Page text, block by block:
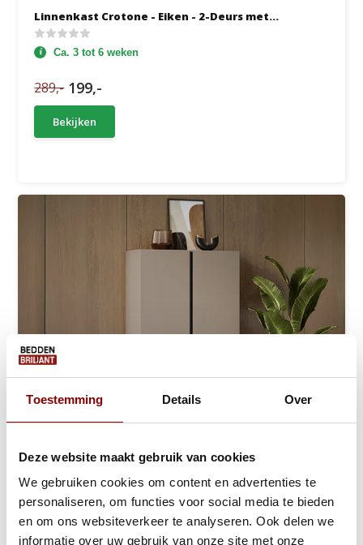
Toestemming Details Over
Deze website maakt gebruik van cookies
We gebruiken cookies om content en advertenties te
personaliseren, om functies voor social media te bieden
en om ons websiteverkeer te analyseren. Ook delen we
informatie over uw gebruik van onze site met onze
Linnenkast Crotone - Eiken - 2-Deurs met...
Ca. 3 tot 6 weken
289,- 199,-
Bekijken
Linnenkast Crotone - Taupe - 2-Deurs met...
Ca. 3 tot 6 weken
289,- 199,-